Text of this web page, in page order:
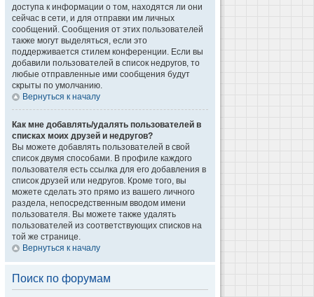
доступа к информации о том, находятся ли они
сейчас в сети, и для отправки им личных
сообщений. Сообщения от этих пользователей
также могут выделяться, если это
поддерживается стилем конференции. Если вы
добавили пользователей в список недругов, то
любые отправленные ими сообщения будут
скрыты по умолчанию.
Вернуться к началу
Как мне добавлять/удалять пользователей в
списках моих друзей и недругов?
Вы можете добавлять пользователей в свой
список двумя способами. В профиле каждого
пользователя есть ссылка для его добавления в
список друзей или недругов. Кроме того, вы
можете сделать это прямо из вашего личного
раздела, непосредственным вводом имени
пользователя. Вы можете также удалять
пользователей из соответствующих списков на
той же странице.
Вернуться к началу
Поиск по форумам